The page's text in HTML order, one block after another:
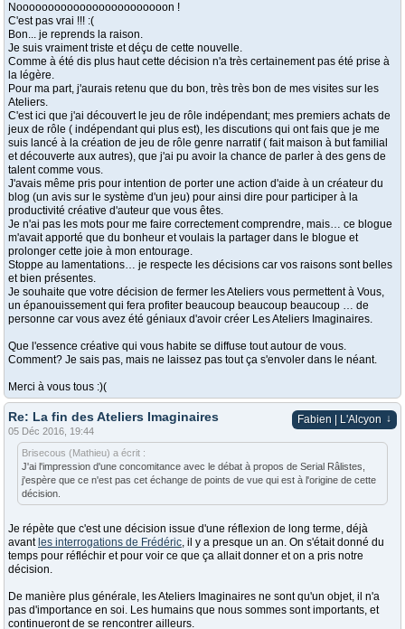
Noooooooooooooooooooooooon !
C'est pas vrai !!! :(
Bon... je reprends la raison.
Je suis vraiment triste et déçu de cette nouvelle.
Comme à été dis plus haut cette décision n'a très certainement pas été prise à
la légère.
Pour ma part, j'aurais retenu que du bon, très très bon de mes visites sur les
Ateliers.
C'est ici que j'ai découvert le jeu de rôle indépendant; mes premiers achats de
jeux de rôle ( indépendant qui plus est), les discutions qui ont fais que je me
suis lancé à la création de jeu de rôle genre narratif ( fait maison à but familial
et découverte aux autres), que j'ai pu avoir la chance de parler à des gens de
talent comme vous.
J'avais même pris pour intention de porter une action d'aide à un créateur du
blog (un avis sur le système d'un jeu) pour ainsi dire pour participer à la
productivité créative d'auteur que vous êtes.
Je n'ai pas les mots pour me faire correctement comprendre, mais… ce blogue
m'avait apporté que du bonheur et voulais la partager dans le blogue et
prolonger cette joie à mon entourage.
Stoppe au lamentations… je respecte les décisions car vos raisons sont belles
et bien présentes.
Je souhaite que votre décision de fermer les Ateliers vous permettent à Vous,
un épanouissement qui fera profiter beaucoup beaucoup beaucoup … de
personne car vous avez été géniaux d'avoir créer Les Ateliers Imaginaires.
Que l'essence créative qui vous habite se diffuse tout autour de vous.
Comment? Je sais pas, mais ne laissez pas tout ça s'envoler dans le néant.
Merci à vous tous :)(
Fabien | L'Alcyon ↓
Re: La fin des Ateliers Imaginaires
05 Déc 2016, 19:44
Brisecous (Mathieu) a écrit :
J'ai l'impression d'une concomitance avec le débat à propos de Serial Râlistes,
j'espère que ce n'est pas cet échange de points de vue qui est à l'origine de cette
décision.
Je répète que c'est une décision issue d'une réflexion de long terme, déjà
avant les interrogations de Frédéric, il y a presque un an. On s'était donné du
temps pour réfléchir et pour voir ce que ça allait donner et on a pris notre
décision.
De manière plus générale, les Ateliers Imaginaires ne sont qu'un objet, il n'a
pas d'importance en soi. Les humains que nous sommes sont importants, et
continueront de se rencontrer ailleurs.